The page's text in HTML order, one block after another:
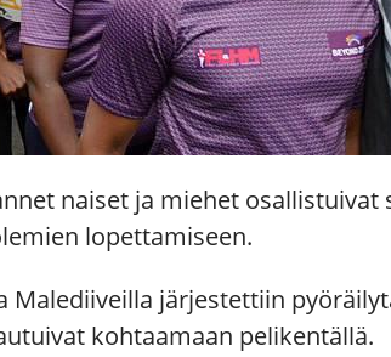
naiset ja miehet osallistuivat
lopettamiseen.
Malediiveilla järjestettiin
kohtaamaan pelikentällä.